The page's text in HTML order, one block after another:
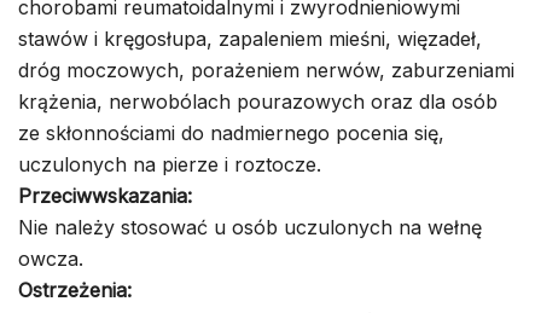
chorobami reumatoidalnymi i zwyrodnieniowymi
stawów i kręgosłupa, zapaleniem mieśni, więzadeł,
dróg moczowych, porażeniem nerwów, zaburzeniami
krążenia, nerwobólach pourazowych oraz dla osób
ze skłonnościami do nadmiernego pocenia się,
uczulonych na pierze i roztocze.
Przeciwwskazania:
Nie należy stosować u osób uczulonych na wełnę
owcza.
Ostrzeżenia: